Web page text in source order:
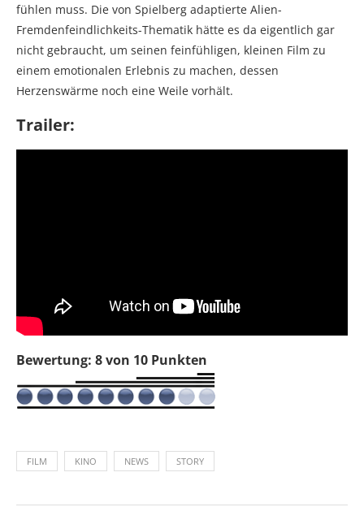
fühlen muss. Die von Spielberg adaptierte Alien-
Fremdenfeindlichkeits-Thematik hätte es da eigentlich gar
nicht gebraucht, um seinen feinfühligen, kleinen Film zu
einem emotionalen Erlebnis zu machen, dessen
Herzenswärme noch eine Weile vorhält.
Trailer:
Bewertung: 8 von 10 Punkten
FILM KINO NEWS STORY